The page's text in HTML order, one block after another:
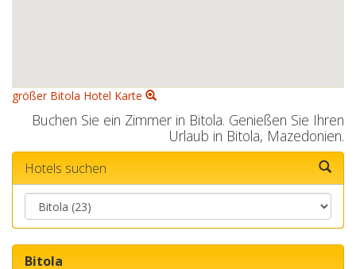
größer Bitola Hotel Karte
Buchen Sie ein Zimmer in Bitola. Genießen Sie Ihren
Urlaub in Bitola, Mazedonien.
Hotels suchen
Bitola